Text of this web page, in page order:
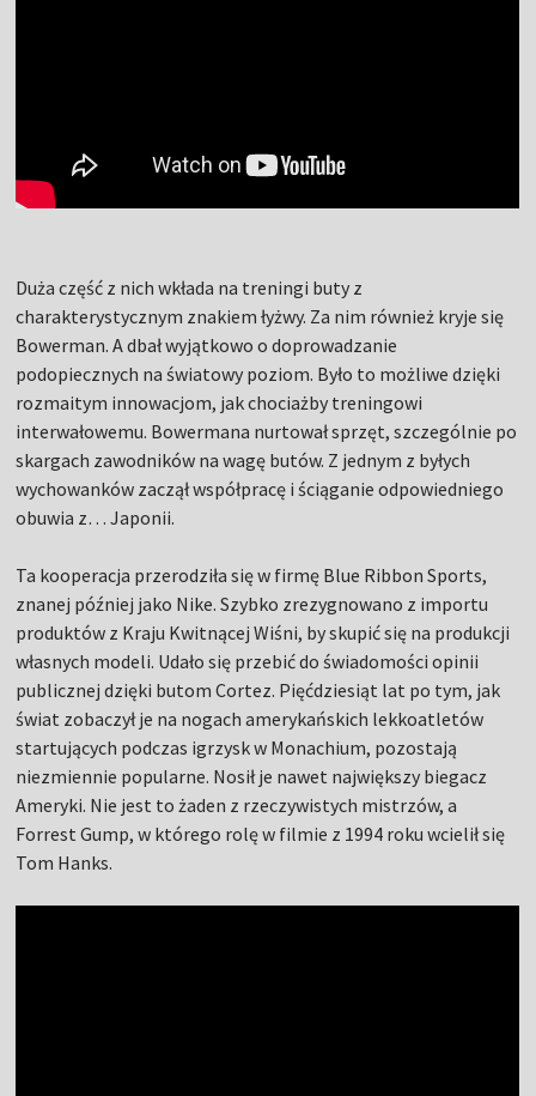
Duża część z nich wkłada na treningi buty z
charakterystycznym znakiem łyżwy. Za nim również kryje się
Bowerman. A dbał wyjątkowo o doprowadzanie
podopiecznych na światowy poziom. Było to możliwe dzięki
rozmaitym innowacjom, jak chociażby treningowi
interwałowemu. Bowermana nurtował sprzęt, szczególnie po
skargach zawodników na wagę butów. Z jednym z byłych
wychowanków zaczął współpracę i ściąganie odpowiedniego
obuwia z… Japonii.
Ta kooperacja przerodziła się w firmę Blue Ribbon Sports,
znanej później jako Nike. Szybko zrezygnowano z importu
produktów z Kraju Kwitnącej Wiśni, by skupić się na produkcji
własnych modeli. Udało się przebić do świadomości opinii
publicznej dzięki butom Cortez. Pięćdziesiąt lat po tym, jak
świat zobaczył je na nogach amerykańskich lekkoatletów
startujących podczas igrzysk w Monachium, pozostają
niezmiennie popularne. Nosił je nawet największy biegacz
Ameryki. Nie jest to żaden z rzeczywistych mistrzów, a
Forrest Gump, w którego rolę w filmie z 1994 roku wcielił się
Tom Hanks.